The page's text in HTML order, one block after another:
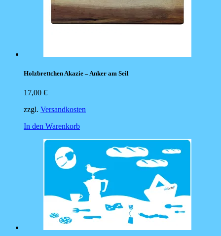
Holzbrettchen Akazie – Anker am Seil
17,00 €
zzgl. Versandkosten
In den Warenkorb